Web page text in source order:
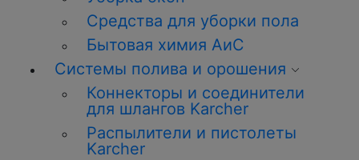
Средства для уборки пола
Бытовая химия АиС
Системы полива и орошения
Коннекторы и соединители
для шлангов Karcher
Распылители и пистолеты
Karcher